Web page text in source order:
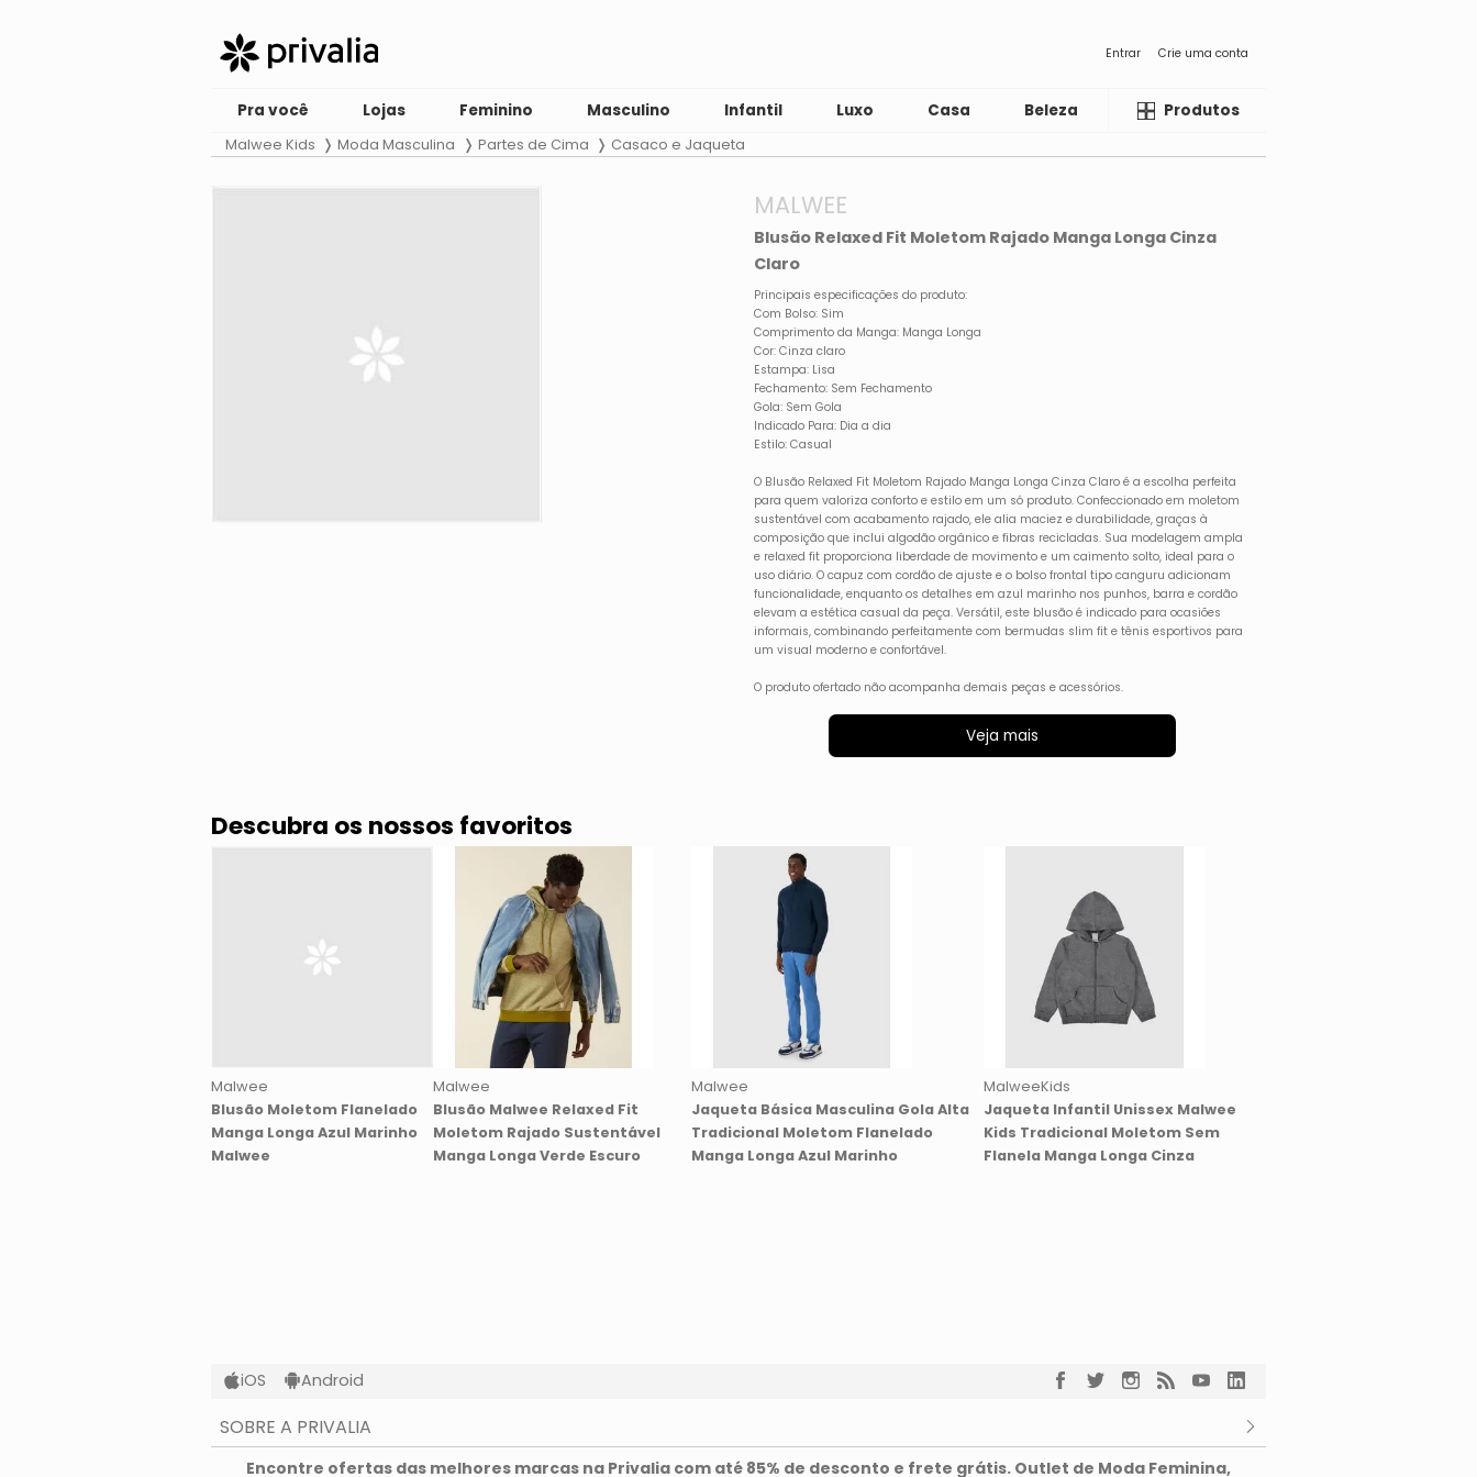
Entrar Crie uma conta
Pra você Lojas Feminino Masculino Infantil Luxo Casa Beleza LiquidaProdutos
Malwee Kids Moda Masculina Partes de Cima Casaco e Jaqueta
MALWEE
Blusão Relaxed Fit Moletom Rajado Manga Longa Cinza
Claro
Principais especificações do produto:
Com Bolso: Sim
Comprimento da Manga: Manga Longa
Cor: Cinza claro
Estampa: Lisa
Fechamento: Sem Fechamento
Gola: Sem Gola
Indicado Para: Dia a dia
Estilo: Casual
O Blusão Relaxed Fit Moletom Rajado Manga Longa Cinza Claro é a escolha perfeita
para quem valoriza conforto e estilo em um só produto. Confeccionado em moletom
sustentável com acabamento rajado, ele alia maciez e durabilidade, graças à
composição que inclui algodão orgânico e fibras recicladas. Sua modelagem ampla
e relaxed fit proporciona liberdade de movimento e um caimento solto, ideal para o
uso diário. O capuz com cordão de ajuste e o bolso frontal tipo canguru adicionam
funcionalidade, enquanto os detalhes em azul marinho nos punhos, barra e cordão
elevam a estética casual da peça. Versátil, este blusão é indicado para ocasiões
informais, combinando perfeitamente com bermudas slim fit e tênis esportivos para
um visual moderno e confortável.
O produto ofertado não acompanha demais peças e acessórios.
Veja mais
Descubra os nossos favoritos
Malwee
Blusão Moletom Flanelado
Manga Longa Azul Marinho
Malwee
Malwee
Blusão Malwee Relaxed Fit
Moletom Rajado Sustentável
Manga Longa Verde Escuro
Malwee
Jaqueta Básica Masculina Gola Alta
Tradicional Moletom Flanelado
Manga Longa Azul Marinho
MalweeKids
Jaqueta Infantil Unissex Malwee
Kids Tradicional Moletom Sem
Flanela Manga Longa Cinza
iOS Android
SOBRE A PRIVALIA
O que é a Privalia?
Encontre ofertas das melhores marcas na Privalia com até 85% de desconto e frete grátis. Outlet de Moda Feminina,